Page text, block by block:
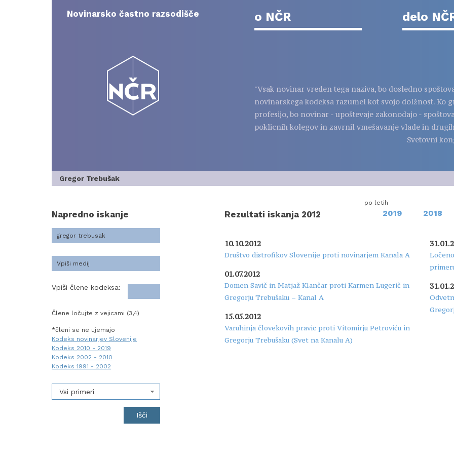
contentNovinarsko častno razsodišče o NČR delo
"Vsak novinar vreden tega naziva, bo dosledno
novinarskega kodeksa razumel kot svojo dolžnost. Ko
profesijo, bo novinar - upoštevaje zakonodajo -
poklicnih kolegov in zavrnil vmešavanje vlade in
Svetovni
Gregor Trebušak
Napredno iskanje
Vpiši člene kodeksa:
Člene ločujte z vejicami (3,4)
*členi se ne ujemajo
Kodeks novinarjev Slovenije
Kodeks 2010 - 2019
Kodeks 2002 - 2010
Kodeks 1991 - 2002
Vsi primeri
Rezultati iskanja 2012
po letih
2019 2018
10.10.2012
Društvo distrofikov Slovenije proti novinarjem Kanala A
01.07.2012
Domen Savič in Matjaž Klančar proti Karmen Lugerič in
Gregorju Trebušaku – Kanal A
15.05.2012
Varuhinja človekovih pravic proti Vitomirju Petroviću in
Gregorju Trebušaku (Svet na Kanalu A)